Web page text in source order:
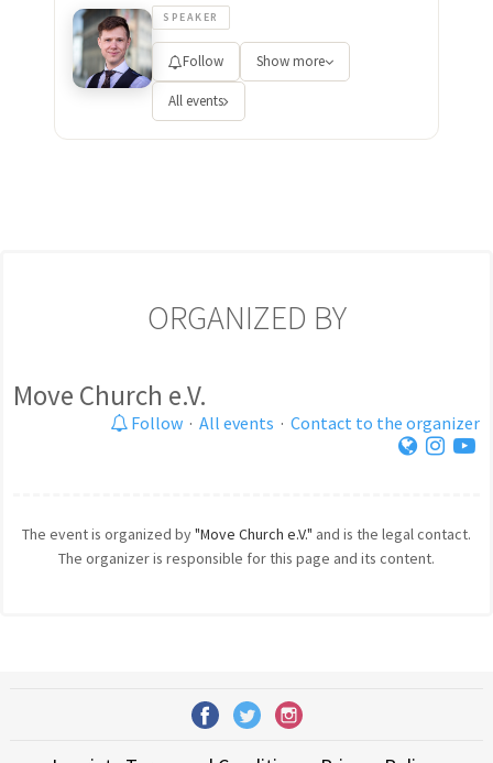
SPEAKER
Follow Show more
All events
ORGANIZED BY
Move Church e.V.
Follow · All events · Contact to the organizer
The event is organized by"Move Church e.V." and is the legal contact.
The organizer is responsible for this page and its content.